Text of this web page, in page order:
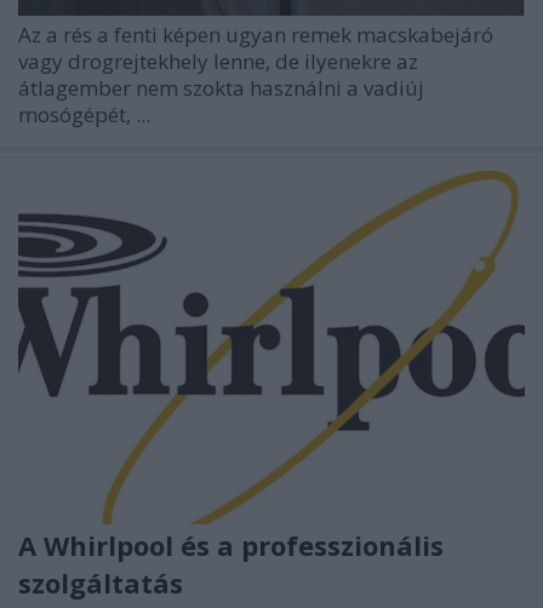
Az a rés a fenti képen ugyan remek macskabejáró
vagy drogrejtekhely lenne, de ilyenekre az
átlagember nem szokta használni a vadiúj
mosógépét, ...
A Whirlpool és a professzionális
szolgáltatás